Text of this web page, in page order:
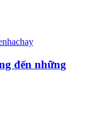
đến những